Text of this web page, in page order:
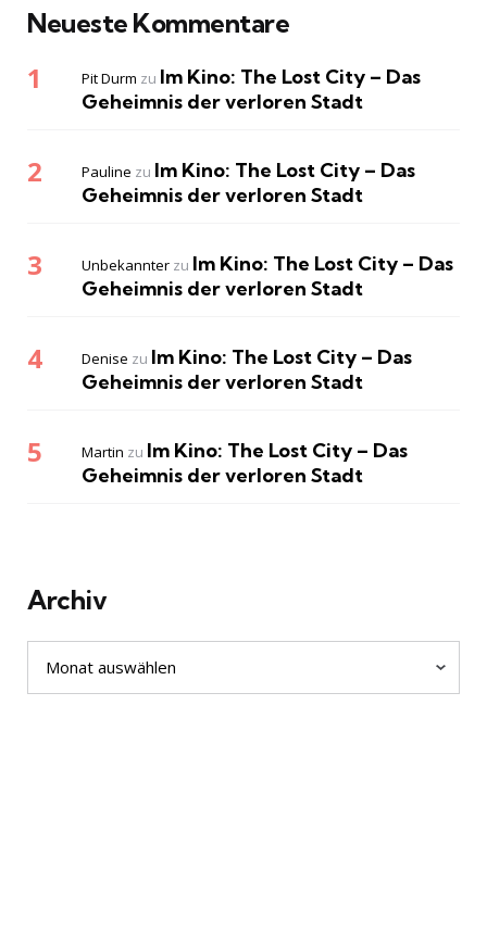
Neueste Kommentare
Pit Durm zu Im Kino: The Lost City – Das
Geheimnis der verloren Stadt
Pauline zu Im Kino: The Lost City – Das
Geheimnis der verloren Stadt
Unbekannter zu Im Kino: The Lost City – Das
Geheimnis der verloren Stadt
Denise zu Im Kino: The Lost City – Das
Geheimnis der verloren Stadt
Martin zu Im Kino: The Lost City – Das
Geheimnis der verloren Stadt
Archiv
Archiv